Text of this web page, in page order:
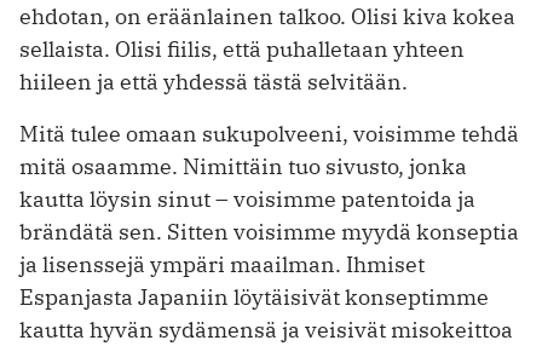
ehdotan, on eräänlainen talkoo. Olisi kiva kokea
sellaista. Olisi fiilis, että puhalletaan yhteen
hiileen ja että yhdessä tästä selvitään.
Mitä tulee omaan sukupolveeni, voisimme tehdä
mitä osaamme. Nimittäin tuo sivusto, jonka
kautta löysin sinut – voisimme patentoida ja
brändätä sen. Sitten voisimme myydä konseptia
ja lisenssejä ympäri maailman. Ihmiset
Espanjasta Japaniin löytäisivät konseptimme
kautta hyvän sydämensä ja veisivät misokeittoa